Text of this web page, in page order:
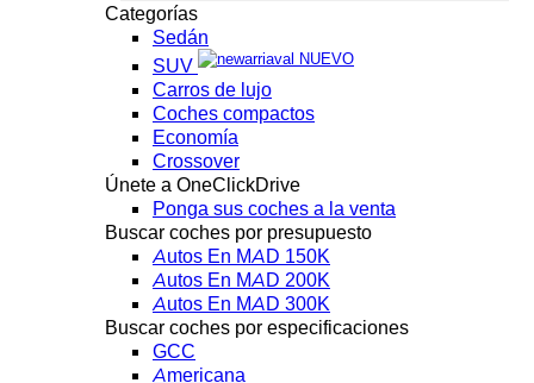
Categorías
Sedán
SUV
NUEVO
Carros de lujo
Coches compactos
Economía
Crossover
Únete a OneClickDrive
Ponga sus coches a la venta
Buscar coches por presupuesto
Autos En MAD 150K
Autos En MAD 200K
Autos En MAD 300K
Buscar coches por especificaciones
GCC
Americana